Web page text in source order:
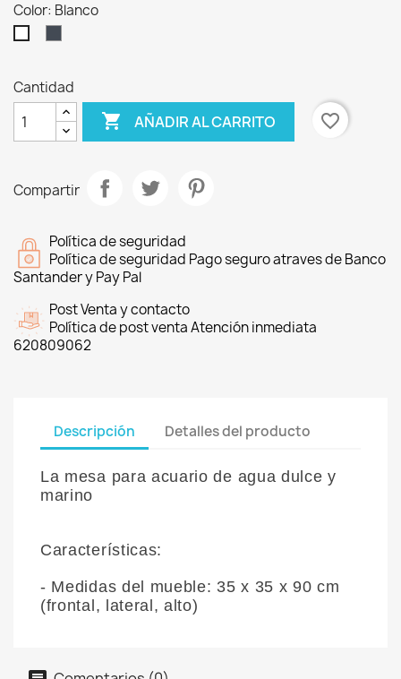
Color: Blanco
Cantidad
 AÑADIR AL CARRITO favorite_border
Compartir
Política de seguridad
Política de seguridad Pago seguro atraves de Banco
Santander y Pay Pal
Post Venta y contacto
Política de post venta Atención inmediata
620809062
Descripción Detalles del producto
La mesa para acuario de agua dulce y
marino
Características:
- Medidas del mueble: 35 x 35 x 90 cm
(frontal, lateral, alto)